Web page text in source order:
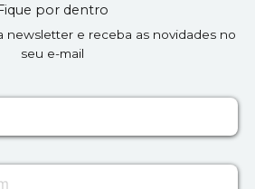
por dentro
newsletter e receba as novidades no
seu e-mail